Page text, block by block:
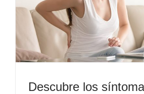
Descubre los